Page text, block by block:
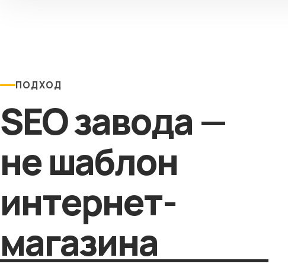
ПОДХОД
SEO завода —
не шаблон
интернет-
магазина